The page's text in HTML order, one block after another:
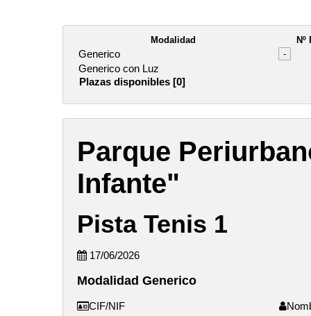
Modalidad Nº
Generico -
Generico con Luz
Plazas disponibles [0]
Parque
Infante"
Pista Tenis 1
17/06/2026
Modalidad Generico
CIF/NIF